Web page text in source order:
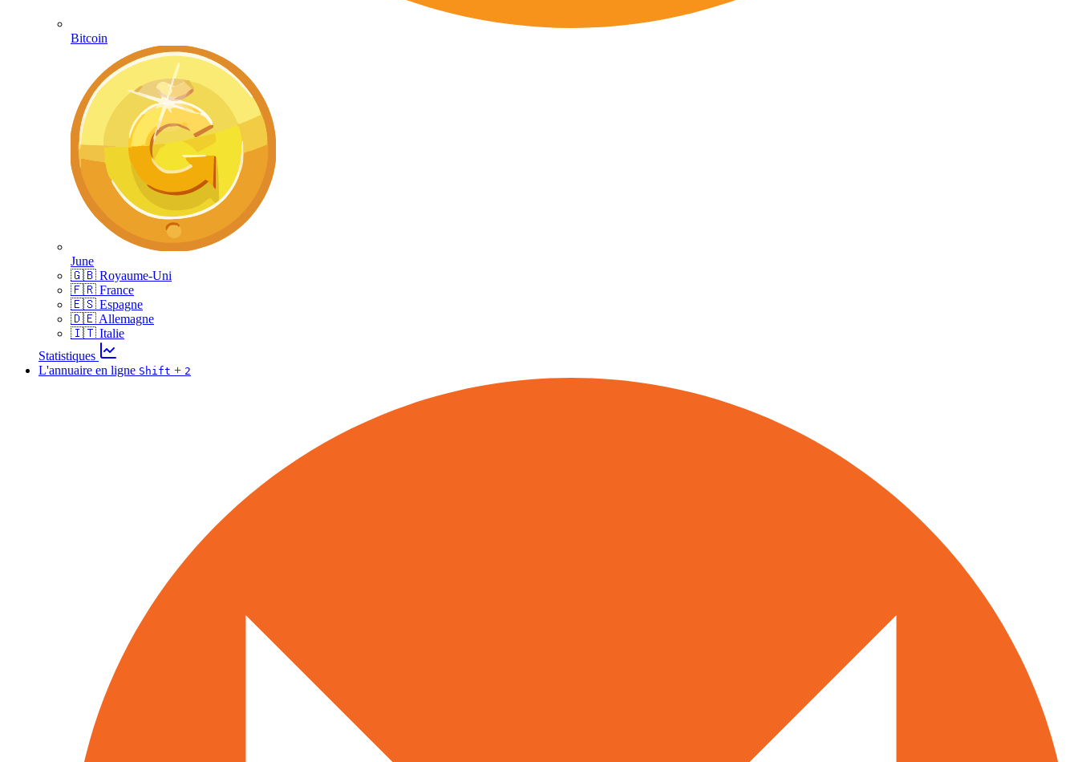
Bitcoin
June
🇬🇧 Royaume-Uni
🇫🇷 France
🇪🇸 Espagne
🇩🇪 Allemagne
🇮🇹 Italie
Statistiques
L'annuaire en ligne Shift + 2